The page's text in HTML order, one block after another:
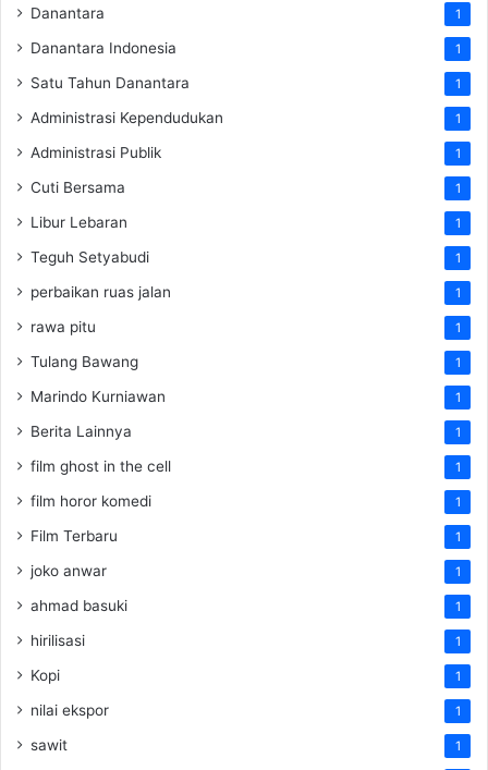
Danantara 1
Danantara Indonesia 1
Satu Tahun Danantara 1
Administrasi Kependudukan 1
Administrasi Publik 1
Cuti Bersama 1
Libur Lebaran 1
Teguh Setyabudi 1
perbaikan ruas jalan 1
rawa pitu 1
Tulang Bawang 1
Marindo Kurniawan 1
Berita Lainnya 1
film ghost in the cell 1
film horor komedi 1
Film Terbaru 1
joko anwar 1
ahmad basuki 1
hirilisasi 1
Kopi 1
nilai ekspor 1
sawit 1